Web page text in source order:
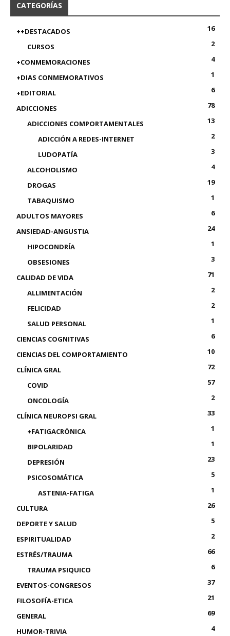
CATEGORÍAS
++DESTACADOS
16
CURSOS
2
+CONMEMORACIONES
4
+DIAS CONMEMORATIVOS
1
+EDITORIAL
6
ADICCIONES
78
ADICCIONES COMPORTAMENTALES
13
ADICCIÓN A REDES-INTERNET
2
LUDOPATÍA
3
ALCOHOLISMO
4
DROGAS
19
TABAQUISMO
1
ADULTOS MAYORES
6
ANSIEDAD-ANGUSTIA
24
HIPOCONDRÍA
1
OBSESIONES
3
CALIDAD DE VIDA
71
ALLIMENTACIÓN
2
FELICIDAD
2
SALUD PERSONAL
1
CIENCIAS COGNITIVAS
6
CIENCIAS DEL COMPORTAMIENTO
10
CLÍNICA GRAL
72
COVID
57
ONCOLOGÍA
2
CLÍNICA NEUROPSI GRAL
33
+FATIGACRÓNICA
1
BIPOLARIDAD
1
DEPRESIÓN
23
PSICOSOMÁTICA
5
ASTENIA-FATIGA
1
CULTURA
26
DEPORTE Y SALUD
5
ESPIRITUALIDAD
2
ESTRÉS/TRAUMA
66
TRAUMA PSIQUICO
6
EVENTOS-CONGRESOS
37
FILOSOFÍA-ETICA
21
GENERAL
69
HUMOR-TRIVIA
4